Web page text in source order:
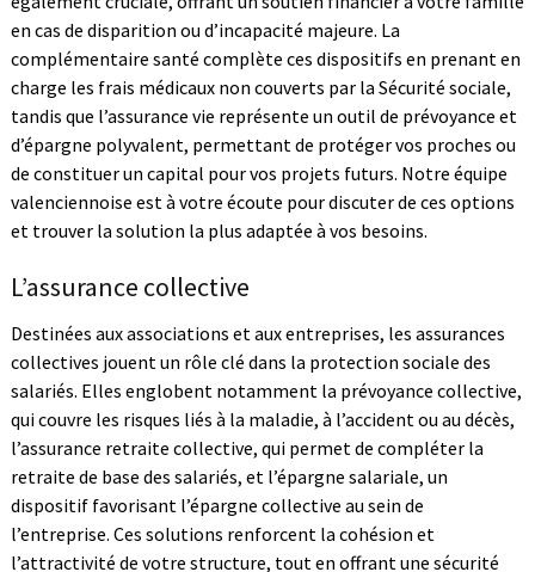
en cas de disparition ou d’incapacité majeure. La
complémentaire santé complète ces dispositifs en prenant en
charge les frais médicaux non couverts par la Sécurité sociale,
tandis que l’assurance vie représente un outil de prévoyance et
d’épargne polyvalent, permettant de protéger vos proches ou
de constituer un capital pour vos projets futurs. Notre équipe
valenciennoise est à votre écoute pour discuter de ces options
et trouver la solution la plus adaptée à vos besoins.
L’assurance collective
Destinées aux associations et aux entreprises, les assurances
collectives jouent un rôle clé dans la protection sociale des
salariés. Elles englobent notamment la prévoyance collective,
qui couvre les risques liés à la maladie, à l’accident ou au décès,
l’assurance retraite collective, qui permet de compléter la
retraite de base des salariés, et l’épargne salariale, un
dispositif favorisant l’épargne collective au sein de
l’entreprise. Ces solutions renforcent la cohésion et
l’attractivité de votre structure, tout en offrant une sécurité